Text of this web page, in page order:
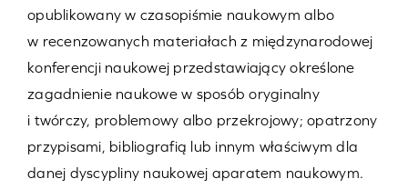
opublikowany w czasopiśmie naukowym albo
w recenzowanych materiałach z międzynarodowej
konferencji naukowej przedstawiający określone
zagadnienie naukowe w sposób oryginalny
i twórczy, problemowy albo przekrojowy; opatrzony
przypisami, bibliografią lub innym właściwym dla
danej dyscypliny naukowej aparatem naukowym.